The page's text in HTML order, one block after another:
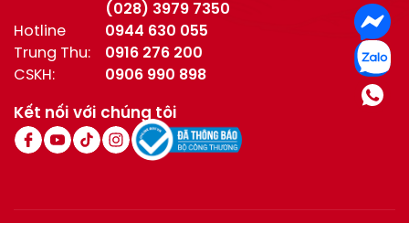
(028) 3979 7350
Hotline
Trung Thu:
0944 630 055
0916 276 200
CSKH:
0906 990 898
Kết nối với chúng tôi